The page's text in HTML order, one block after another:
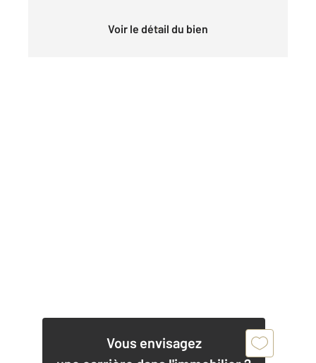
Voir le détail du bien
Vous envisagez